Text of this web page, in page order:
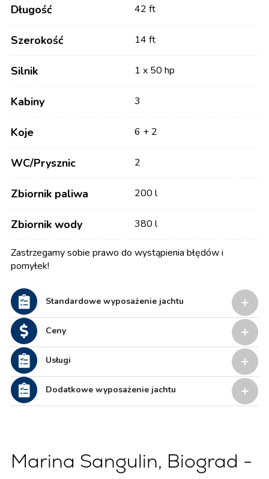
Długość 42 ft
Szerokość 14 ft
Silnik 1 x 50 hp
Kabiny 3
Koje 6 + 2
WC/Prysznic 2
Zbiornik paliwa 200 l
Zbiornik wody 380 l
Zastrzegamy sobie prawo do wystąpienia błędów i
pomyłek!
Standardowe wyposażenie jachtu
Ceny
Usługi
Dodatkowe wyposażenie jachtu
Marina Sangulin, Biograd -